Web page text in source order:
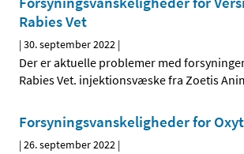
Rabies Vet
|30. september 2022 |
Der er aktuelle problemer med
Rabies Vet. injektionsvæske fra Zoetis
Forsyningsvanskeligheder for
|26. september 2022 |